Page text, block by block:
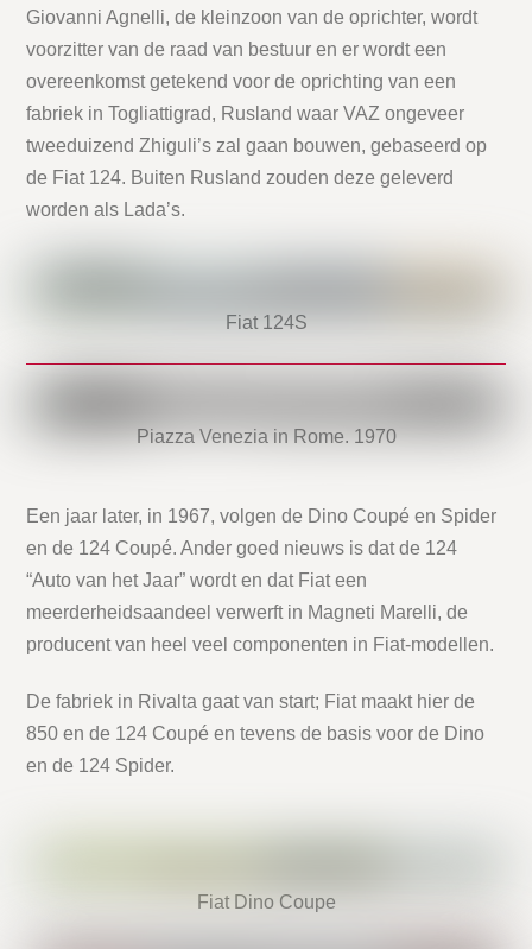
Giovanni Agnelli, de kleinzoon van de oprichter, wordt
voorzitter van de raad van bestuur en er wordt een
overeenkomst getekend voor de oprichting van een
fabriek in Togliattigrad, Rusland waar VAZ ongeveer
tweeduizend Zhiguli’s zal gaan bouwen, gebaseerd op
de Fiat 124. Buiten Rusland zouden deze geleverd
worden als Lada’s.
Fiat 124S
Piazza Venezia in Rome. 1970
Een jaar later, in 1967, volgen de Dino Coupé en Spider
en de 124 Coupé. Ander goed nieuws is dat de 124
“Auto van het Jaar” wordt en dat Fiat een
meerderheidsaandeel verwerft in Magneti Marelli, de
producent van heel veel componenten in Fiat-modellen.
De fabriek in Rivalta gaat van start; Fiat maakt hier de
850 en de 124 Coupé en tevens de basis voor de Dino
en de 124 Spider.
Fiat Dino Coupe